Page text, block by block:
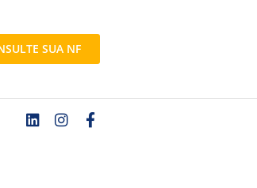
SUA NF